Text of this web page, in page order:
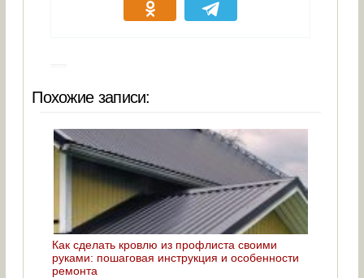
Похожие записи:
Как сделать кровлю из профлиста своими
руками: пошаговая инструкция и особенности
ремонта